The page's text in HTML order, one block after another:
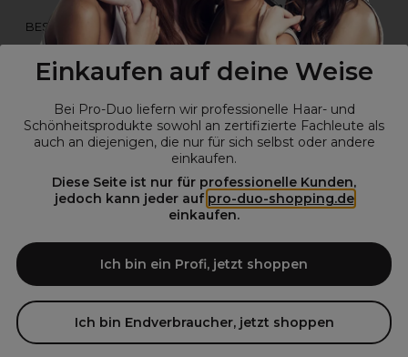
Einkaufen auf deine Weise
Bei Pro-Duo liefern wir professionelle Haar- und
Schönheitsprodukte sowohl an zertifizierte Fachleute als
auch an diejenigen, die nur für sich selbst oder andere
einkaufen.
Diese Seite ist nur für professionelle Kunden,
jedoch kann jeder auf pro-duo-shopping.de
einkaufen.
Ich bin ein Profi, jetzt shoppen
Ich bin Endverbraucher, jetzt shoppen
*Du bist kein Profikunde?
BESUCHE
UNSERE WEBSEITE FÜR ENDVERBRAUCHER.*
Pro-Duo ist Ihr zuverlässiger Partner für hochwertige Produkte im
Friseur- und Kosmetikbereich. Unsere sorgfältig ausgewählten,
zu Spezialwerkzeugen, sind so konzipiert, dass sie die Erwartungen
von Friseursalons und Kosmetikstudios übertreffen. Verlassen Sie sich
auf Pro-Duo für erstklassige Qualität und zeitgemäße Lösungen.